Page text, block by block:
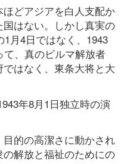
ほどアジアを白人支配か
はない。しかし真実の
1月4日ではなく、1943
、真のビルマ解放者
はなく、東条大将と大
年8月1日独立時の演
目的の高潔さに動かされ
解放と福祉のためにの